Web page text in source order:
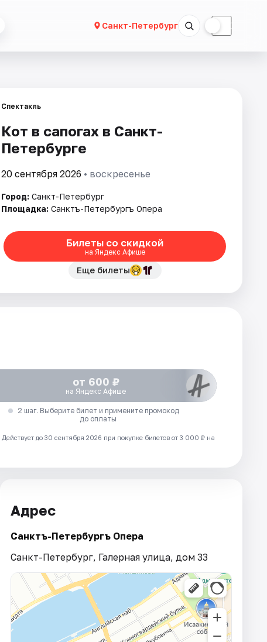
Санкт-Петербург ☾
Спектакль
Кот в сапогах в Санкт-
Петербурге
20 сентября 2026 • воскресенье
Город: Санкт-Петербург
Площадка: Санктъ-Петербургъ Опера
Билеты со скидкой
на Яндекс Афише
Еще билеты
от 600 ₽
на Яндекс Афише
2 шаг. Выберите билет и примените промокод
до оплаты
Действует до 30 сентября 2026 при покупке билетов от 3 000 ₽ на
Адрес
Санктъ-Петербургъ Опера
Санкт-Петербург, Галерная улица, дом 33